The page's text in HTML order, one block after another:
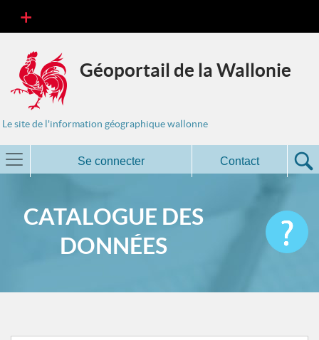
Géoportail de la Wallonie
Le site de l'information géographique wallonne
Se connecter Contact
CATALOGUE DES
DONNÉES